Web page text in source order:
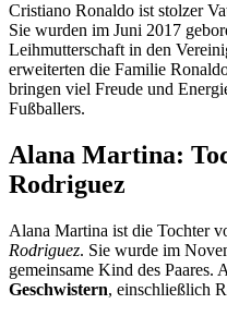
Cristiano Ronaldo ist stolzer
Sie wurden im Juni 2017
Leihmutterschaft in den
erweiterten die Familie
bringen viel Freude und
Fußballers.
Alana Martina:
Rodriguez
Alana Martina ist die Tochter
Rodriguez. Sie wurde im
gemeinsame Kind des Paares.
Geschwistern, einschließlich